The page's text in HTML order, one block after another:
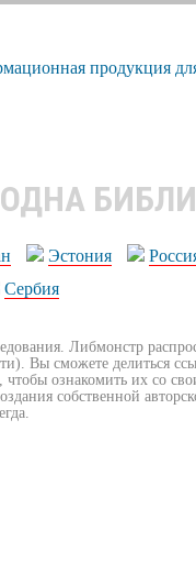
Эстония
Сербия
Либмонстр
Вы сможете делиться
ознакомить их со
собственной